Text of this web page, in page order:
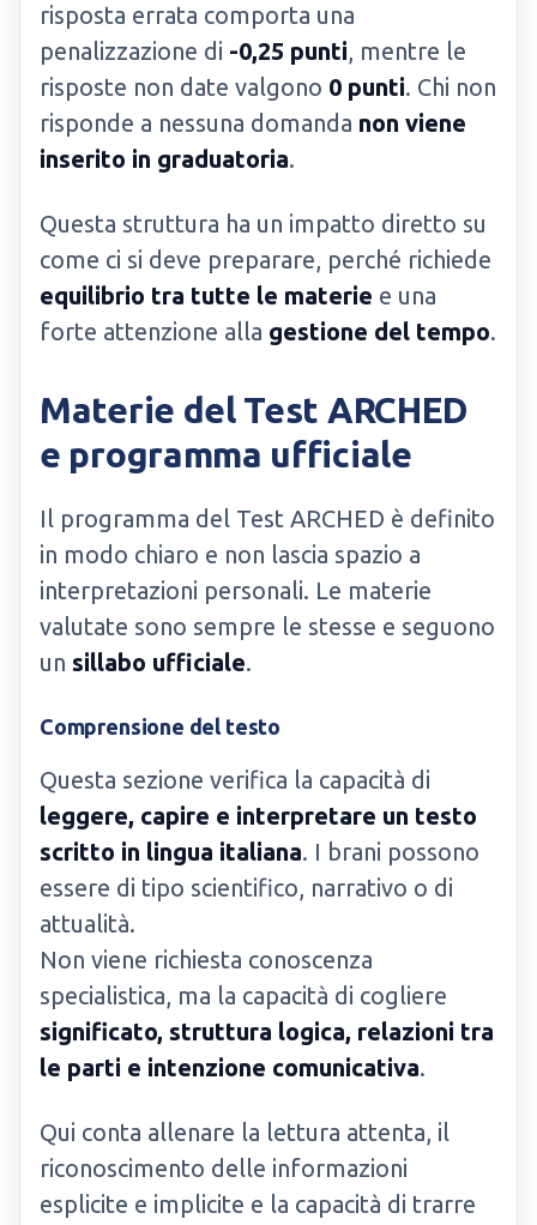
risposta errata comporta una
penalizzazione di -0,25 punti, mentre le
risposte non date valgono 0 punti. Chi non
risponde a nessuna domanda non viene
inserito in graduatoria.
Questa struttura ha un impatto diretto su
come ci si deve preparare, perché richiede
equilibrio tra tutte le materie e una
forte attenzione alla gestione del tempo.
Materie del Test ARCHED
e programma ufficiale
Il programma del Test ARCHED è definito
in modo chiaro e non lascia spazio a
interpretazioni personali. Le materie
valutate sono sempre le stesse e seguono
un sillabo ufficiale.
Comprensione del testo
Questa sezione verifica la capacità di
leggere, capire e interpretare un testo
scritto in lingua italiana. I brani possono
essere di tipo scientifico, narrativo o di
attualità.
Non viene richiesta conoscenza
specialistica, ma la capacità di cogliere
significato, struttura logica, relazioni tra
le parti e intenzione comunicativa.
Qui conta allenare la lettura attenta, il
riconoscimento delle informazioni
esplicite e implicite e la capacità di trarre